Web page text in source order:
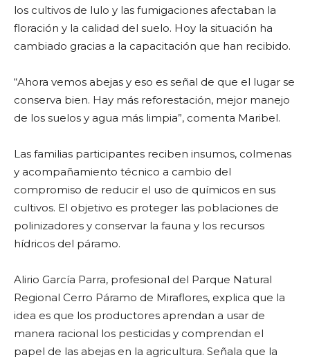
los cultivos de lulo y las fumigaciones afectaban la
floración y la calidad del suelo. Hoy la situación ha
cambiado gracias a la capacitación que han recibido.
“Ahora vemos abejas y eso es señal de que el lugar se
conserva bien. Hay más reforestación, mejor manejo
de los suelos y agua más limpia”, comenta Maribel.
Las familias participantes reciben insumos, colmenas
y acompañamiento técnico a cambio del
compromiso de reducir el uso de químicos en sus
cultivos. El objetivo es proteger las poblaciones de
polinizadores y conservar la fauna y los recursos
hídricos del páramo.
Alirio García Parra, profesional del Parque Natural
Regional Cerro Páramo de Miraflores, explica que la
idea es que los productores aprendan a usar de
manera racional los pesticidas y comprendan el
papel de las abejas en la agricultura. Señala que la